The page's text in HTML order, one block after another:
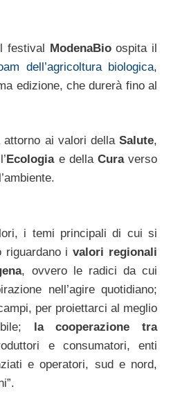
festival ModenaBioospita il
dell’agricoltura biologica,
edizione, che durerà fino al
attorno ai valori della Salute,
Ecologiae della Curaverso
i temi principali di cui si
riguardano ivalori regionali
, ovvero le radici da cui
nell’agire quotidiano;
per proiettarci al meglio
la cooperazione tra
e consumatori, enti
e operatori, sud e nord,